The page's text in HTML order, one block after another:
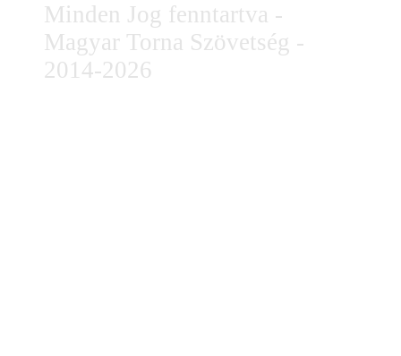
Minden Jog fenntartva -
Magyar Torna Szövetség -
2014-2026